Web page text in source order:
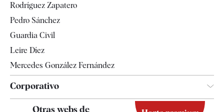
Televisión
Rodríguez Zapatero
Pedro Sánchez
Guardia Civil
Leire Díez
Mercedes González Fernández
Corporativo
Contacto
Otras webs de